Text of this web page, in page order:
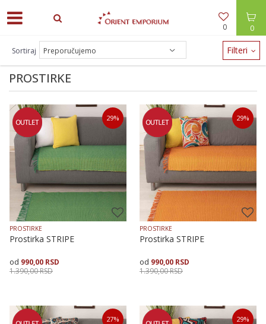
0
0
ODEĆA -30% / NAKIT -20% - zalihe brzo nestaju!
PROSTIRKE
Sortiraj Filteri
29%
PROSTIRKE
Prostirka STRIPE
990,00 RSD
1.390,00RSD
Veličina Dodaj u korpu
29%
PROSTIRKE
Prostirka STRIPE
990,00 RSD
1.390,00RSD
Veličina Dodaj u korpu
27% 29%